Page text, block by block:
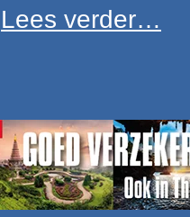
Lees verder…